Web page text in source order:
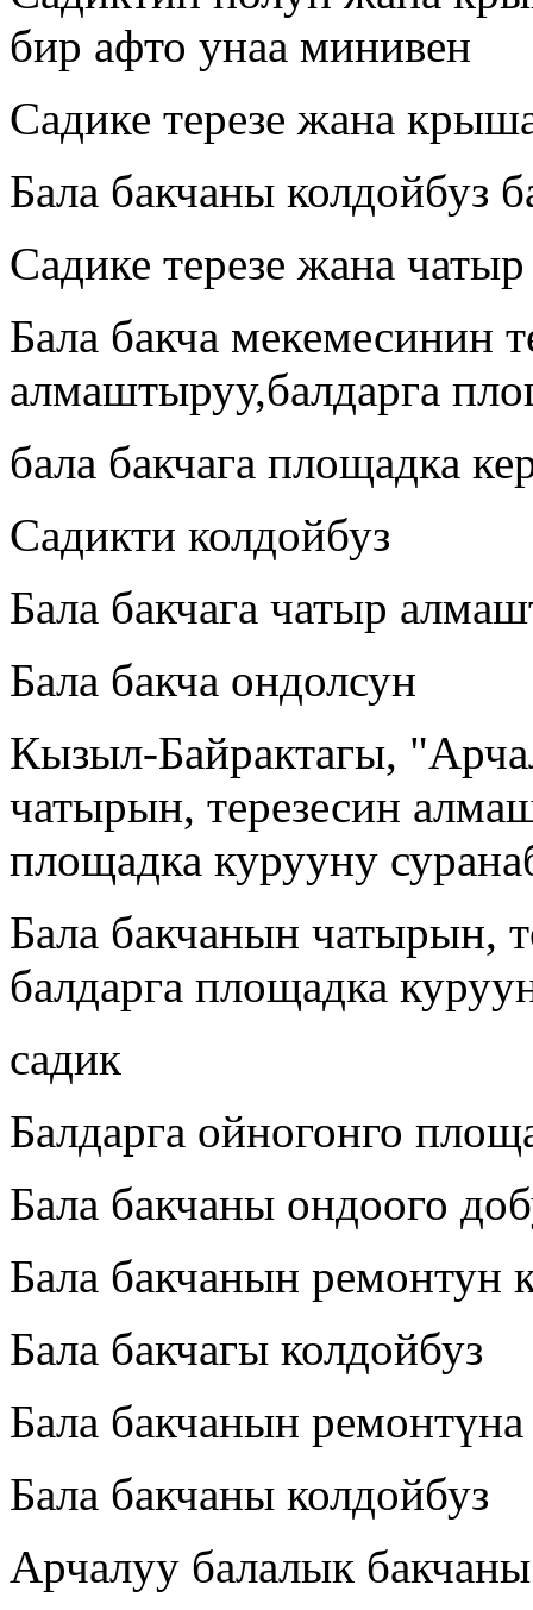
бир афто унаа минивен
Садике терезе жана
Бала бакчаны колдойбуз
Садике терезе жана чатыр
Бала бакча мекемесинин
алмаштыруу,балдарга
бала бакчага площадка
Садикти колдойбуз
Бала бакчага чатыр
Бала бакча ондолсун
Кызыл-Байрактагы,
чатырын, терезесин
площадка курууну
Бала бакчанын чатырын,
балдарга площадка
садик
Балдарга ойногонго
Бала бакчаны ондоого
Бала бакчанын ремонтун
Бала бакчагы колдойбуз
Бала бакчанын
Бала бакчаны колдойбуз
Арчалуу балалык